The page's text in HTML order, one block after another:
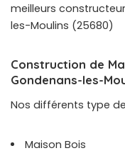
meilleurs
les-Moulins (25680)
Construction de
Gondenans-les-
Nos différents type
Maison Bois